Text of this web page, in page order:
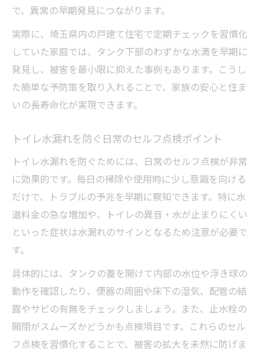
水道局指定業者一覧から選ぶ安心のポイン
ト
悪質業者を避けるトイレ水漏れ依頼の心得
トイレ水漏れで重要な見積もり比較の方法
トイレ水漏れ時の応急処置を徹底解説
トイレ水漏れ発生時の応急処置の流れと手
家庭でできるトイレ水漏れの応急対応法
トイレ水漏れ時にまず試したい止水処置
水漏れ事故拡大を防ぐ応急処置の基本知識
応急処置後にすべきトイレ水漏れ対応策
埼玉県で信頼できる依頼先を探すコツ
埼玉県のトイレ水漏れ指定業者とその特徴
口コミを活用したトイレ水漏れ業者の信頼
性確認
埼玉県水道局指定業者一覧の活用と注意点
で、異常の早期発見につながります。
実際に、埼玉県内の戸建て住宅で定期チェックを習慣化
していた家庭では、タンク下部のわずかな水滴を早期に
発見し、被害を最小限に抑えた事例もあります。こうし
た簡単な予防策を取り入れることで、家族の安心と住ま
いの長寿命化が実現できます。
トイレ水漏れを防ぐ日常のセルフ点検ポイント
トイレ水漏れを防ぐためには、日常のセルフ点検が非常
に効果的です。毎日の掃除や使用時に少し意識を向ける
だけで、トラブルの予兆を早期に察知できます。特に水
道料金の急な増加や、トイレの異音・水が止まりにくい
といった症状は水漏れのサインとなるため注意が必要で
す。
具体的には、タンクの蓋を開けて内部の水位や浮き球の
動作を確認したり、便器の周囲や床下の湿気、配管の結
露やサビの有無をチェックしましょう。また、止水栓の
開閉がスムーズかどうかも点検項目です。これらのセル
フ点検を習慣化することで、被害の拡大を未然に防げま